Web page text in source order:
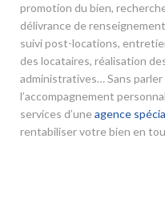
promotion du bien,
délivrance de
suivi post-locations,
des locataires, réalisation
administratives… Sans
l’accompagnement
services d’une agence
rentabiliser votre bien en